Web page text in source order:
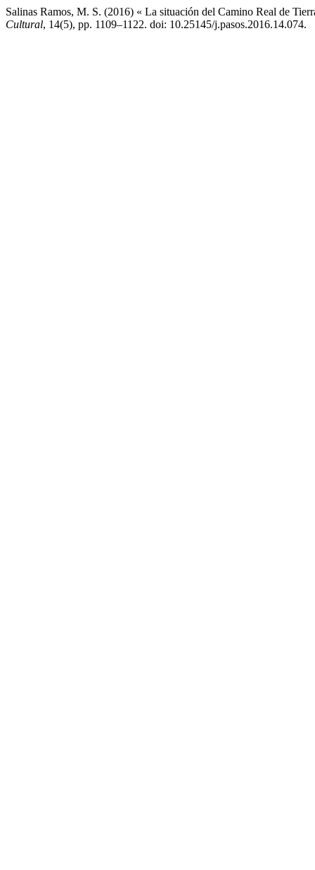
Salinas Ramos, M. S. (2016) « La situación del Camino Real de
Cultural, 14(5), pp. 1109–1122. doi: 10.25145/j.pasos.2016.14.074.